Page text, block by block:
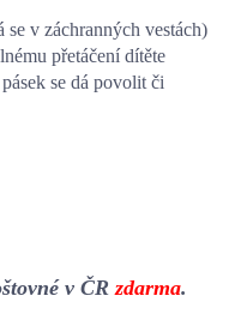
v záchranných vestách)
přetáčení dítěte
se dá povolit či
v ČR zdarma.